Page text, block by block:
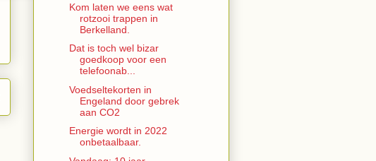
Kom laten we eens wat
rotzooi trappen in
Berkelland.
Dat is toch wel bizar
goedkoop voor een
telefoonab...
Voedseltekorten in
Engeland door gebrek
aan CO2
Energie wordt in 2022
onbetaalbaar.